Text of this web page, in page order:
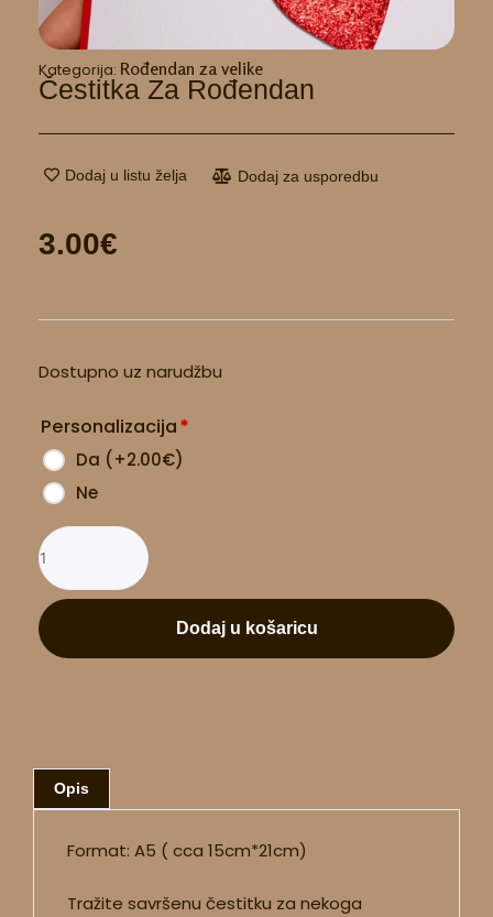
Kategorija: Rođendan za velike
Čestitka Za Rođendan
Dodaj u listu želja Dodaj za usporedbu
3.00€
Dostupno uz narudžbu
Personalizacija*
Da (+2.00€)
Ne
za
količina
Dodaj u košaricu
Opis
Format: A5 ( cca 15cm*21cm)
Tražite savršenu čestitku za nekoga